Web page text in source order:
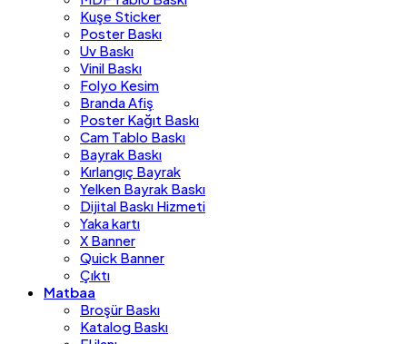
Kuşe Sticker
Poster Baskı
Uv Baskı
Vinil Baskı
Folyo Kesim
Branda Afiş
Poster Kağıt Baskı
Cam Tablo Baskı
Bayrak Baskı
Kırlangıç Bayrak
Yelken Bayrak Baskı
Dijital Baskı Hizmeti
Yaka kartı
X Banner
Quick Banner
Çıktı
Matbaa
Broşür Baskı
Katalog Baskı